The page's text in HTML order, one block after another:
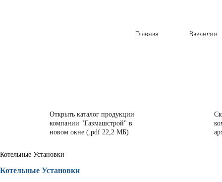
Вакансии
Главная
Открыть каталог продукции
компании "Газмашстрой" в
новом окне (.pdf 22,2 МБ)
Котельные Установки
Котельные Установки